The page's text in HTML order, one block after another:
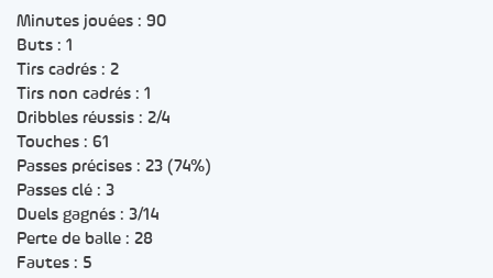
Minutes jouées : 90
Buts : 1
Tirs cadrés : 2
Tirs non cadrés : 1
Dribbles réussis : 2/4
Touches : 61
Passes précises : 23 (74%)
Passes clé : 3
Duels gagnés : 3/14
Perte de balle : 28
Fautes : 5